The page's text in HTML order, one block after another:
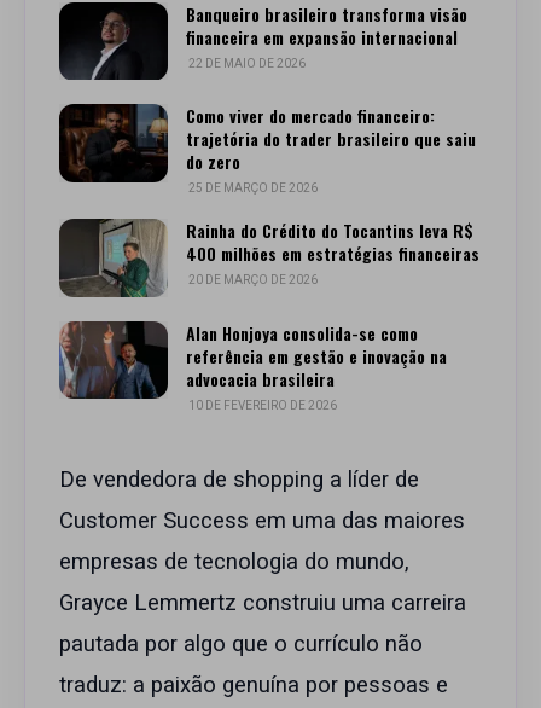
Banqueiro brasileiro transforma visão
financeira em expansão internacional
22 DE MAIO DE 2026
Como viver do mercado financeiro:
trajetória do trader brasileiro que saiu
do zero
25 DE MARÇO DE 2026
Rainha do Crédito do Tocantins leva R$
400 milhões em estratégias financeiras
20 DE MARÇO DE 2026
Alan Honjoya consolida-se como
referência em gestão e inovação na
advocacia brasileira
10 DE FEVEREIRO DE 2026
De vendedora de shopping a líder de
Customer Success em uma das maiores
empresas de tecnologia do mundo,
Grayce Lemmertz construiu uma carreira
pautada por algo que o currículo não
traduz: a paixão genuína por pessoas e